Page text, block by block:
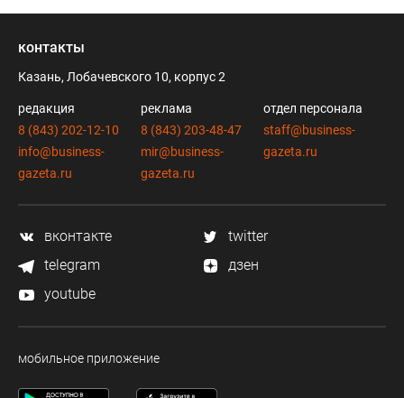
контакты
Казань, Лобачевского 10, корпус 2
редакция
8 (843) 202-12-10
info@business-
gazeta.ru
реклама
8 (843) 203-48-47
mir@business-
gazeta.ru
отдел персонала
staff@business-
gazeta.ru
вконтакте
twitter
telegram
дзен
youtube
мобильное приложение